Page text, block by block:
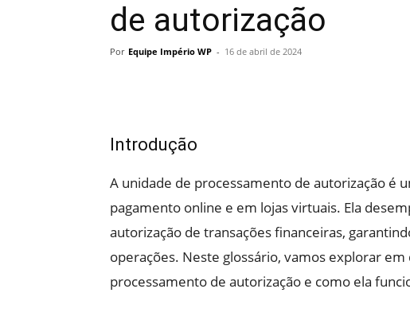
de autorização
Por Equipe Império WP - 16 de abril de 2024
Introdução
A unidade de processamento de autorização é
pagamento online e em lojas virtuais. Ela
autorização de transações financeiras,
operações. Neste glossário, vamos explorar
processamento de autorização e como ela